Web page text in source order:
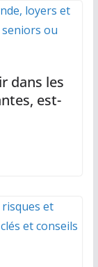
dans les
est-